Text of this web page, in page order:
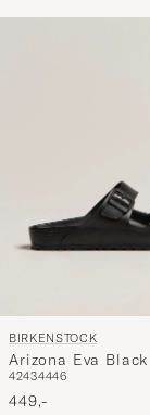
BIRKENSTOCK
Arizona Eva Black
42434446
449,-